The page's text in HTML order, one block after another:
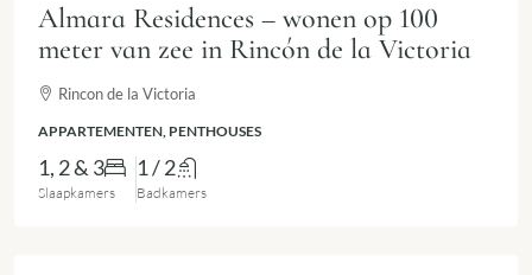
Almara Residences – wonen op 100
meter van zee in Rincón de la Victoria
Rincon de la Victoria
APPARTEMENTEN, PENTHOUSES
1, 2 & 3
Slaapkamers
1 / 2
Badkamers